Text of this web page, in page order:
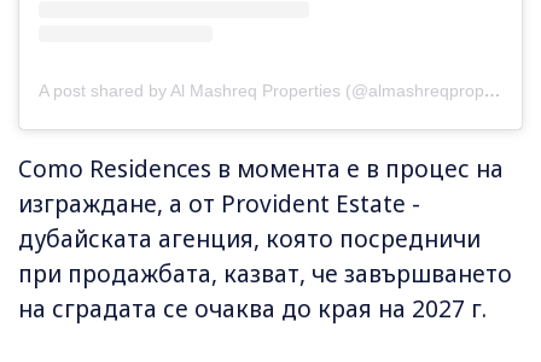
A post shared by Al Mashreq Properties (@almashreqproperties)
Como Residences в момента е в процес на
изграждане, а от Provident Estate -
дубайската агенция, която посредничи
при продажбата, казват, че завършването
на сградата се очаква до края на 2027 г.